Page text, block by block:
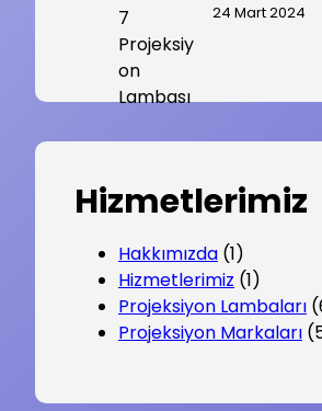
24 Mart 2024
Hizmetlerimiz
Hakkımızda (1)
Hizmetlerimiz (1)
Projeksiyon Lambaları
Projeksiyon Markaları